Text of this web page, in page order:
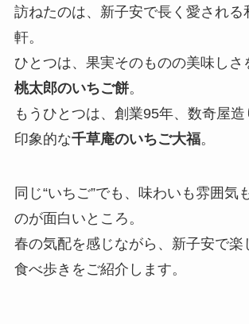
訪ねたのは、新子安で長く愛される
軒。
ひとつは、果実そのものの美味しさ
桃太郎のいちご餅。
もうひとつは、創業95年、数奇屋
印象的な千草庵のいちご大福。
同じ“いちご”でも、味わいも雰囲気
のが面白いところ。
春の気配を感じながら、新子安で楽
食べ歩きをご紹介します。